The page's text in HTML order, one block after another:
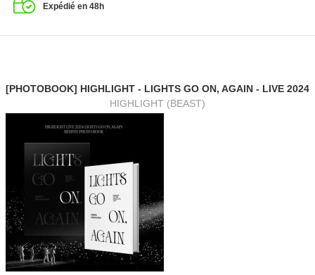
Expédié en 48h
[PHOTOBOOK] HIGHLIGHT - LIGHTS GO ON, AGAIN - LIVE 2024
HIGHLIGHT (BEAST)